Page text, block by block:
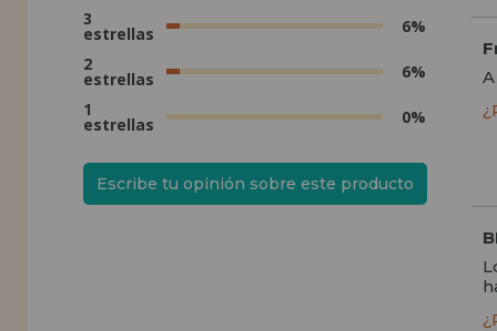
3
estrellas
6%
2
estrellas
6%
1
estrellas 0%
Escribe tu opinión sobre este producto